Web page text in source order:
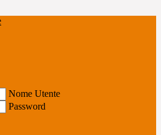
Nome Utente
Password